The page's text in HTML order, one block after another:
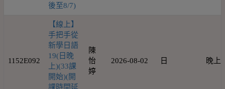
後至8/7)
1152E092
【線上】
手把手從
新學日語
19(日晚
上)(33課
開始)(開
課時間延
陳
怡
婷
2026-08-02 日 晚上